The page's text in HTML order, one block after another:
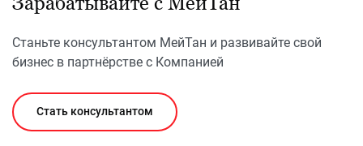
Станьте консультантом МейТан и развивайте свой
бизнес в партнёрстве с Компанией
Стать консультантом